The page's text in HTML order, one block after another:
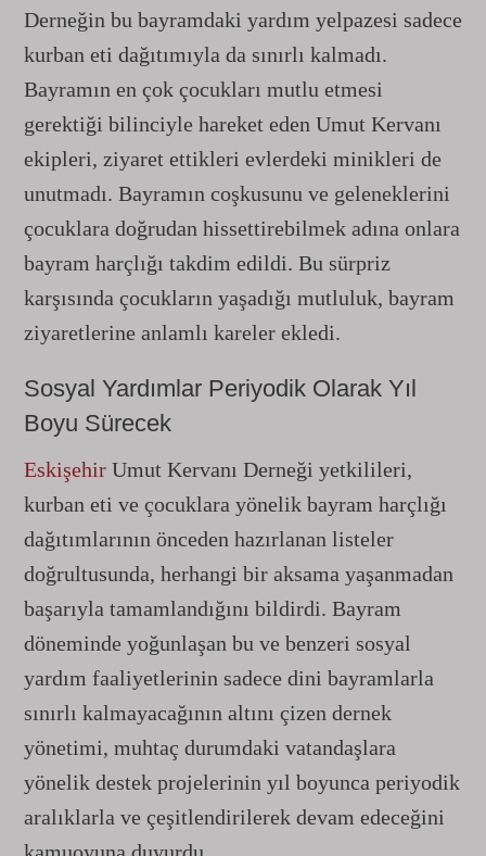
Derneğin bu bayramdaki yardım yelpazesi sadece
kurban eti dağıtımıyla da sınırlı kalmadı.
Bayramın en çok çocukları mutlu etmesi
gerektiği bilinciyle hareket eden Umut Kervanı
ekipleri, ziyaret ettikleri evlerdeki minikleri de
unutmadı. Bayramın coşkusunu ve geleneklerini
çocuklara doğrudan hissettirebilmek adına onlara
bayram harçlığı takdim edildi. Bu sürpriz
karşısında çocukların yaşadığı mutluluk, bayram
ziyaretlerine anlamlı kareler ekledi.
Sosyal Yardımlar Periyodik Olarak Yıl
Boyu Sürecek
Eskişehir Umut Kervanı Derneği yetkilileri,
kurban eti ve çocuklara yönelik bayram harçlığı
dağıtımlarının önceden hazırlanan listeler
doğrultusunda, herhangi bir aksama yaşanmadan
başarıyla tamamlandığını bildirdi. Bayram
döneminde yoğunlaşan bu ve benzeri sosyal
yardım faaliyetlerinin sadece dini bayramlarla
sınırlı kalmayacağının altını çizen dernek
yönetimi, muhtaç durumdaki vatandaşlara
yönelik destek projelerinin yıl boyunca periyodik
aralıklarla ve çeşitlendirilerek devam edeceğini